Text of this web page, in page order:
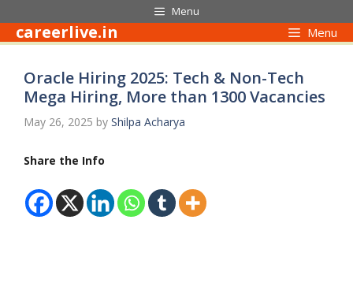
to
content
Menu
careerlive.in Menu
Oracle Hiring 2025: Tech & Non-Tech
Mega Hiring, More than 1300 Vacancies
May 26, 2025 by Shilpa Acharya
Share the Info